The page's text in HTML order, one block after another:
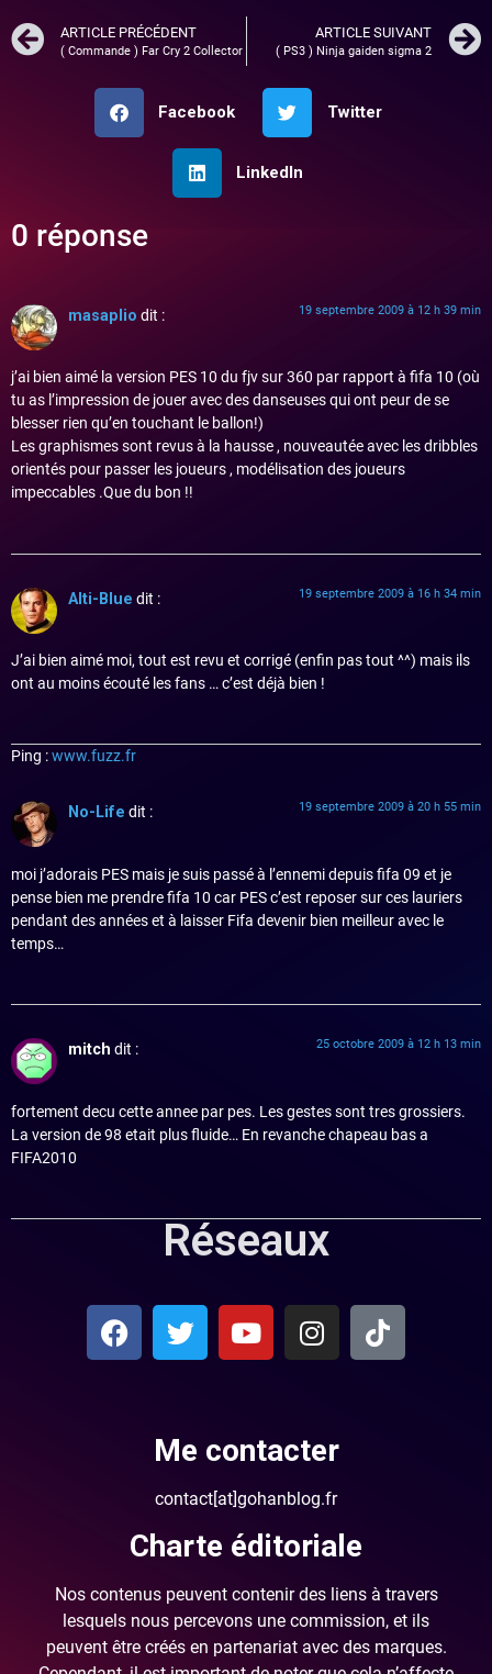
ARTICLE PRÉCÉDENT
( Commande ) Far Cry 2 Collector
ARTICLE SUIVANT
( PS3 ) Ninja gaiden sigma 2
Facebook Twitter
LinkedIn
0 réponse
masaplio dit : 19 septembre 2009 à 12 h 39 min
j’ai bien aimé la version PES 10 du fjv sur 360 par rapport à fifa 10 (où
tu as l’impression de jouer avec des danseuses qui ont peur de se
blesser rien qu’en touchant le ballon!)
Les graphismes sont revus à la hausse , nouveautée avec les dribbles
orientés pour passer les joueurs , modélisation des joueurs
impeccables .Que du bon !!
Alti-Blue dit : 19 septembre 2009 à 16 h 34 min
J’ai bien aimé moi, tout est revu et corrigé (enfin pas tout ^^) mais ils
ont au moins écouté les fans … c’est déjà bien !
Ping :www.fuzz.fr
No-Life dit : 19 septembre 2009 à 20 h 55 min
moi j’adorais PES mais je suis passé à l’ennemi depuis fifa 09 et je
pense bien me prendre fifa 10 car PES c’est reposer sur ces lauriers
pendant des années et à laisser Fifa devenir bien meilleur avec le
temps…
mitch dit : 25 octobre 2009 à 12 h 13 min
fortement decu cette annee par pes. Les gestes sont tres grossiers.
La version de 98 etait plus fluide… En revanche chapeau bas a
FIFA2010
Réseaux
Me contacter
contact[at]gohanblog.fr
Charte éditoriale
Nos contenus peuvent contenir des liens à travers
lesquels nous percevons une commission, et ils
peuvent être créés en partenariat avec des marques.